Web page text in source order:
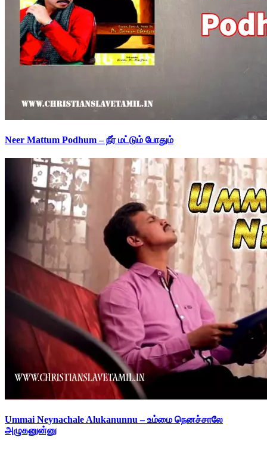
Neer Mattum Podhum – நீர் மட்டும் போதும்
Ummai Neynachale Alukanunnu – உம்மை நெனச்சாலே
அழுகனுன்னு